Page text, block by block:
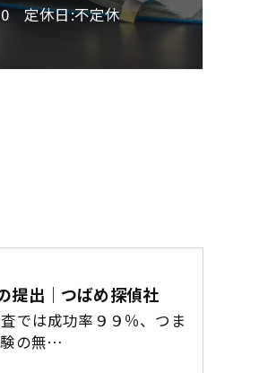
定休日:不定休
提出｜つばめ探偵社
では成功率９９％、つま
験の無…